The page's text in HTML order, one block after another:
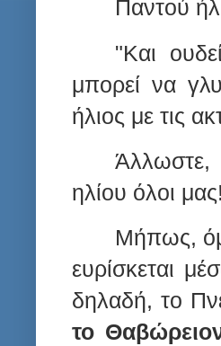
Παντού
"Και
μπορεί να
ήλιος με τις
Άλλωστε,
ηλίου όλοι μας!
Μήπως,
ευρίσκεται
δηλαδή, το
το